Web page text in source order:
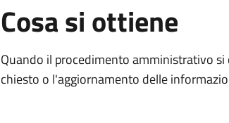
Cosa si ottiene
Quando il procedimento amministrativo
chiesto o l'aggiornamento delle